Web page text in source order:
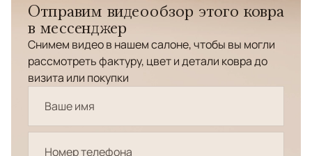
Отправим видеообзор этого ковра
в мессенджер
Снимем видео в нашем салоне, чтобы вы могли
рассмотреть фактуру, цвет и детали ковра до
визита или покупки